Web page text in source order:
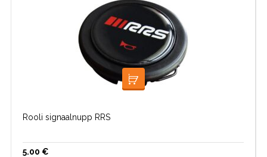
LISA KORVI
Rooli signaalnupp RRS
5.00 €